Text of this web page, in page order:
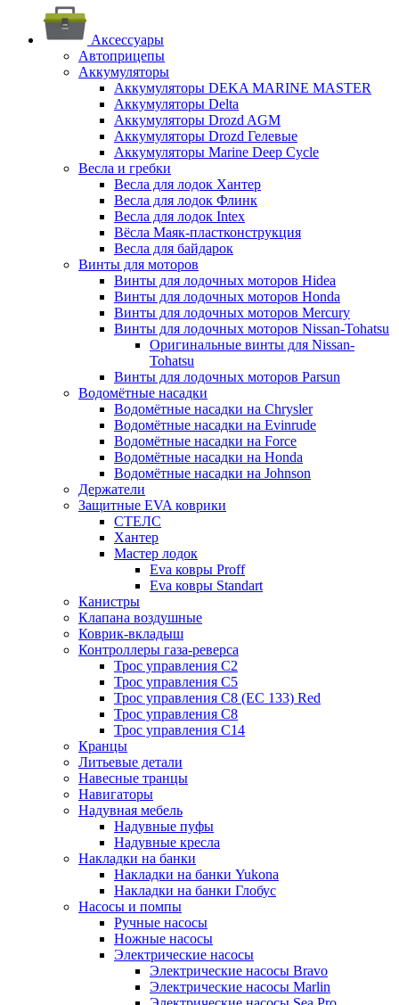
Аксессуары
Автоприцепы
Аккумуляторы
Аккумуляторы DEKA MARINE MASTER
Аккумуляторы Delta
Аккумуляторы Drozd AGM
Аккумуляторы Drozd Гелевые
Аккумуляторы Marine Deep Cycle
Весла и гребки
Весла для лодок Хантер
Весла для лодок Флинк
Весла для лодок Intex
Вёсла Маяк-пластконструкция
Весла для байдарок
Винты для моторов
Винты для лодочных моторов Hidea
Винты для лодочных моторов Honda
Винты для лодочных моторов Mercury
Винты для лодочных моторов Nissan-Tohatsu
Оригинальные винты для Nissan-
Tohatsu
Винты для лодочных моторов Parsun
Водомётные насадки
Водомётные насадки на Chrysler
Водомётные насадки на Evinrude
Водомётные насадки на Force
Водомётные насадки на Honda
Водомётные насадки на Johnson
Держатели
Защитные EVA коврики
СТЕЛС
Хантер
Мастер лодок
Eva ковры Proff
Eva ковры Standart
Канистры
Клапана воздушные
Коврик-вкладыш
Контроллеры газа-реверса
Трос управления C2
Трос управления C5
Трос управления C8 (ЕС 133) Red
Трос управления C8
Трос управления C14
Кранцы
Литьевые детали
Навесные транцы
Навигаторы
Надувная мебель
Надувные пуфы
Надувные кресла
Накладки на банки
Накладки на банки Yukona
Накладки на банки Глобус
Насосы и помпы
Ручные насосы
Ножные насосы
Электрические насосы
Электрические насосы Bravo
Электрические насосы Marlin